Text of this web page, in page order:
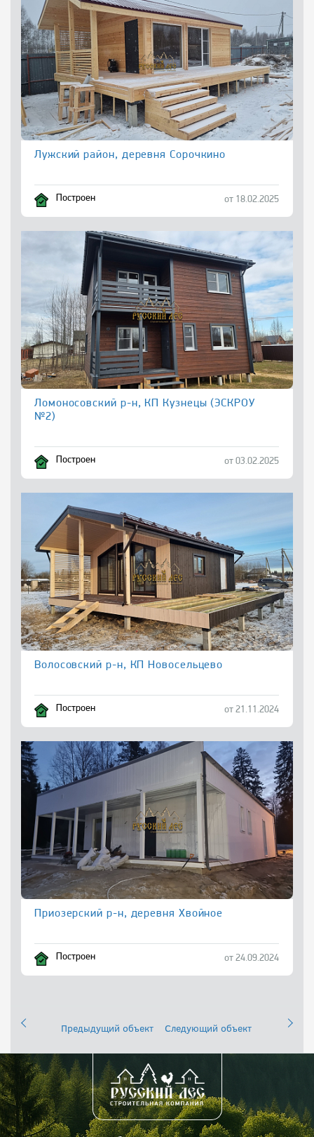
Лужский район, деревня Сорочкино
Построен от 18.02.2025
Ломоносовский р-н, КП Кузнецы (ЭСКРОУ
№2)
Построен от 03.02.2025
Волосовский р-н, КП Новосельцево
Построен от 21.11.2024
Приозерский р-н, деревня Хвойное
Построен от 24.09.2024
Предыдущий объект Следующий объект